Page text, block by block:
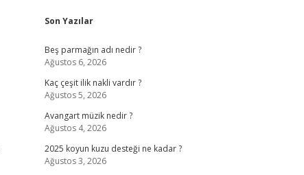
Sidebar
Son Yazılar
Beş parmağın adı nedir ?
Ağustos 6, 2026
Kaç çeşit ilik nakli vardır ?
Ağustos 5, 2026
Avangart müzik nedir ?
Ağustos 4, 2026
2025 koyun kuzu desteği ne kadar ?
Ağustos 3, 2026